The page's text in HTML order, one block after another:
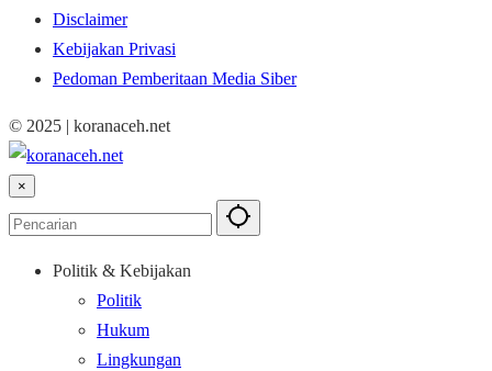
Disclaimer
Kebijakan Privasi
Pedoman Pemberitaan Media Siber
© 2025 | koranaceh.net
×
Politik & Kebijakan
Politik
Hukum
Lingkungan